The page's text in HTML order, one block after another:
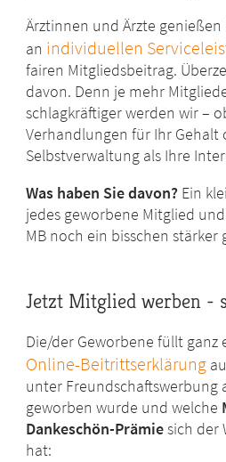
Ärztinnen und Ärzte genießen
an individuellen
fairen Mitgliedsbeitrag.
davon. Denn je mehr
schlagkräftiger werden wir –
Verhandlungen für Ihr Gehalt
Selbstverwaltung als Ihre
Was haben Sie davon? Ein
jedes geworbene Mitglied
MB noch ein bisschen stärker
Jetzt Mitglied werben -
Die/der Geworbene füllt ganz
Online-Beitrittserklärung
unter Freundschaftswerbung
geworben wurde und welche
Dankeschön-Prämiesich der
hat: